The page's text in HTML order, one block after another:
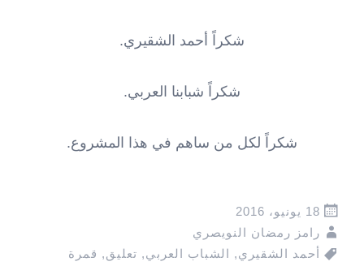
شكراً أحمد الشقيري.
شكراً شبابنا العربي.
شكراً لكل من ساهم في هذا المشروع.
18 يونيو، 2016
رامز رمضان النويصري
أحمد الشقيري, الشباب العربي, تعليق, قمرة